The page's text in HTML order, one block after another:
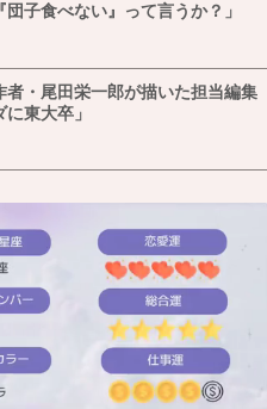
子食べない』って言うか？」
者・尾田栄一郎が描いた担当編集
東大卒」